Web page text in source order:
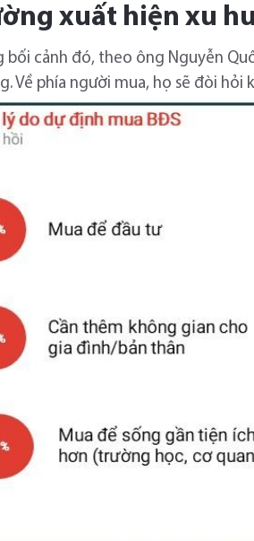
xuất hiện xu
bối cảnh đó, theo ông Nguyễn
Về phía người mua, họ sẽ đòi